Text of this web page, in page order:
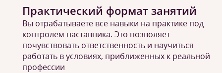
Практический формат занятий
Вы отрабатываете все навыки на практике под
контролем наставника. Это позволяет
почувствовать ответственность и научиться
работать в условиях, приближенных к реальной
профессии